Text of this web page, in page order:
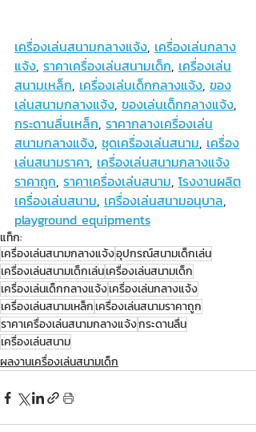
เครื่องเล่นสนามกลางแจ้ง, เครื่องเล่นกลาง
แจ้ง, ราคาเครื่องเล่นสนามเด็ก, เครื่องเล่น
สนามเหล็ก, เครื่องเล่นเด็กกลางแจ้ง, ของ
เล่นสนามกลางแจ้ง, ของเล่นเด็กกลางแจ้ง,
กระดานลื่นเหล็ก, ราคากลางเครื่องเล่น
สนามกลางแจ้ง, ชุดเครื่องเล่นสนาม, เครื่อง
เล่นสนามราคา, เครื่องเล่นสนามกลางแจ้ง
ราคาถูก, ราคาเครื่องเล่นสนาม, โรงงานผลิต
เครื่องเล่นสนาม, เครื่องเล่นสนามอนุบาล,
playground equipments
แท็ก:
เครื่องเล่นสนามกลางแจ้งอุปกรณ์สนามเด็กเล่น
เครื่องเล่นสนามเด็กเล่นเครื่องเล่นสนามเด็ก
เครื่องเล่นเด็กกลางแจ้งเครื่องเล่นกลางแจ้ง
เครื่องเล่นสนามเหล็กเครื่องเล่นสนามราคาถูก
ราคาเครื่องเล่นสนามกลางแจ้งกระดานลื่น
เครื่องเล่นสนาม
ผลงานเครื่องเล่นสนามเด็ก